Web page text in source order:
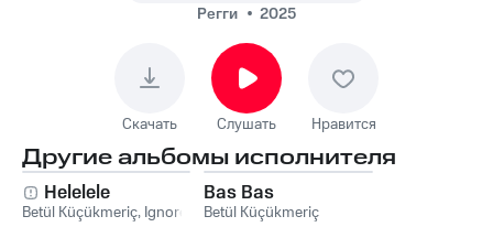
Регги
2025
Скачать Слушать Нравится
Другие альбомы исполнителя
Helelele
Betül Küçükmeriç, Ignore
Bas Bas
Betül Küçükmeriç